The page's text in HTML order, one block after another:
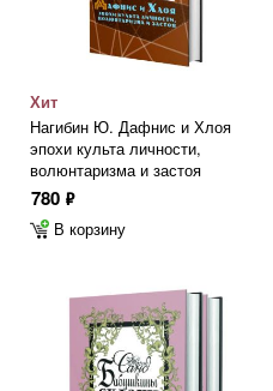
Хит
Нагибин Ю. Дафнис и Хлоя
эпохи культа личности,
волюнтаризма и застоя
780 ф
В корзину